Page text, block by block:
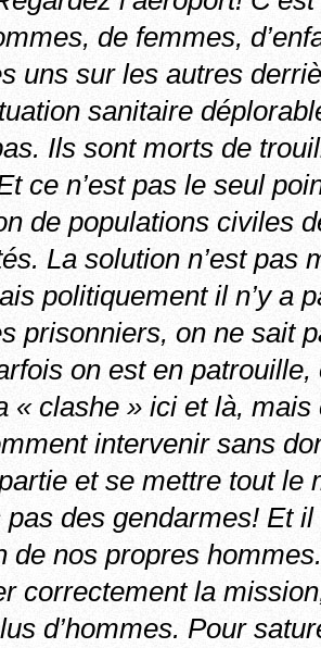
de femmes,
uns sur les autres
sanitaire
Ils sont morts de
ce n’est pas le seul
de populations civiles
La solution n’est pas
politiquement il n’y a
prisonniers, on ne sait
on est en patrouille,
« clashe » ici et là,
intervenir sans
et se mettre tout le
des gendarmes! Et
de nos propres
correctement la
d’hommes. Pour